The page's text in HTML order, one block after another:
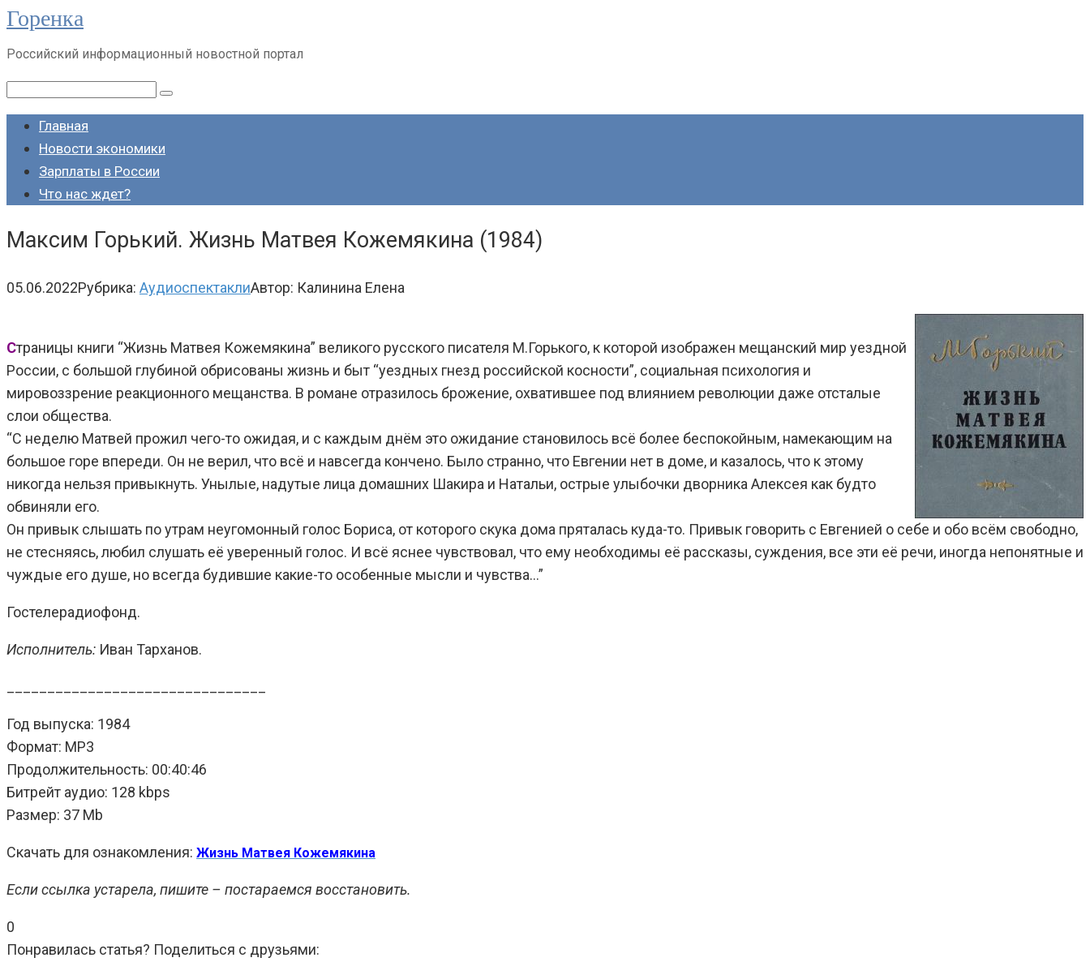
Перейти
контенту
Горенка
Российский информационный новостной портал
Поиск:
Главная
Новости экономики
Зарплаты в России
Что нас ждет?
Максим Горький. Жизнь Матвея Кожемякина (1984)
05.06.2022Рубрика: АудиоспектаклиАвтор: Калинина Елена
Страницы книги “Жизнь Матвея Кожемякина” великого русского писателя М.Горького, к которой изображен мещанский мир уездной
России, с большой глубиной обрисованы жизнь и быт “уездных гнезд российской косности”, социальная психология и
мировоззрение реакционного мещанства. В романе отразилось брожение, охватившее под влиянием революции даже отсталые
слои общества.
“С неделю Матвей прожил чего-то ожидая, и с каждым днём это ожидание становилось всё более беспокойным, намекающим на
большое горе впереди. Он не верил, что всё и навсегда кончено. Было странно, что Евгении нет в доме, и казалось, что к этому
никогда нельзя привыкнуть. Унылые, надутые лица домашних Шакира и Натальи, острые улыбочки дворника Алексея как будто
обвиняли его.
Он привык слышать по утрам неугомонный голос Бориса, от которого скука дома пряталась куда-то. Привык говорить с Евгенией о себе и обо всём свободно,
не стесняясь, любил слушать её уверенный голос. И всё яснее чувствовал, что ему необходимы её рассказы, суждения, все эти её речи, иногда непонятные и
чуждые его душе, но всегда будившие какие-то особенные мысли и чувства…”
Гостелерадиофонд.
Исполнитель: Иван Тарханов.
Год выпуска: 1984
Формат: MP3
Продолжительность: 00:40:46
Битрейт аудио: 128 kbps
Размер: 37 Mb
Скачать для ознакомления: Жизнь Матвея Кожемякина
Если ссылка устарела, пишите – постараемся восстановить.
0
Понравилась статья? Поделиться с друзьями: